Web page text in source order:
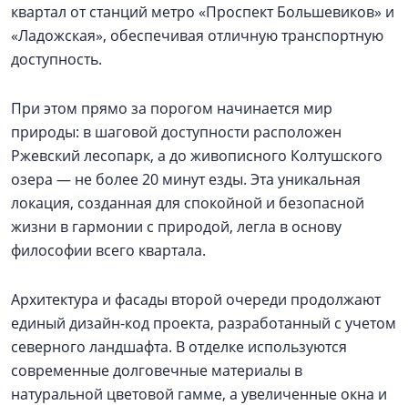
квартал от станций метро «Проспект Большевиков» и
«Ладожская», обеспечивая отличную транспортную
доступность.
При этом прямо за порогом начинается мир
природы: в шаговой доступности расположен
Ржевский лесопарк, а до живописного Колтушского
озера — не более 20 минут езды. Эта уникальная
локация, созданная для спокойной и безопасной
жизни в гармонии с природой, легла в основу
философии всего квартала.
Архитектура и фасады второй очереди продолжают
единый дизайн-код проекта, разработанный с учетом
северного ландшафта. В отделке используются
современные долговечные материалы в
натуральной цветовой гамме, а увеличенные окна и